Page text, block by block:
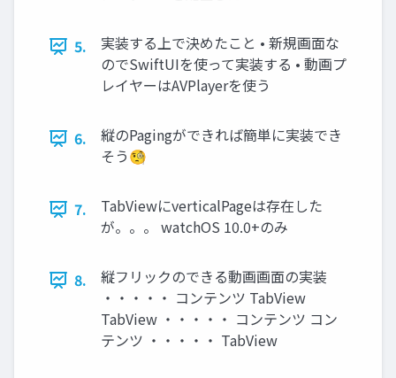
5.
実装する上で決めたこと • 新規画面な
のでSwiftUIを使って実装する • 動画プ
レイヤーはAVPlayerを使う
6.
縦のPagingができれば簡単に実装でき
そう🧐
7.
TabViewにverticalPageは存在した
が。。。 watchOS 10.0+のみ
8.
縦フリックのできる動画画面の実装
・・・・・ コンテンツ TabView
TabView ・・・・・ コンテンツ コン
テンツ ・・・・・ TabView